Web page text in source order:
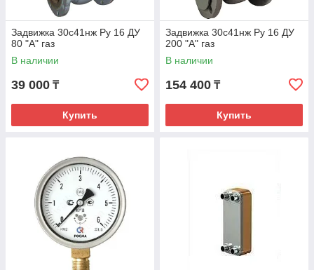
Задвижка 30с41нж Ру 16 ДУ
80 "А" газ
В наличии
39 000 ₸
Купить
Задвижка 30с41нж Ру 16 ДУ
200 "А" газ
В наличии
154 400 ₸
Купить